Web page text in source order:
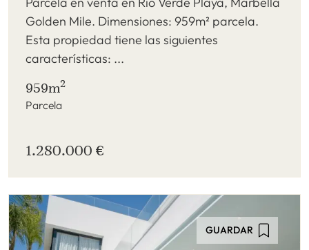
Golden Mile. Dimensiones: 959m² parcela.
Esta propiedad tiene las siguientes
características: ...
959m2
Parcela
1.280.000 €
GUARDAR